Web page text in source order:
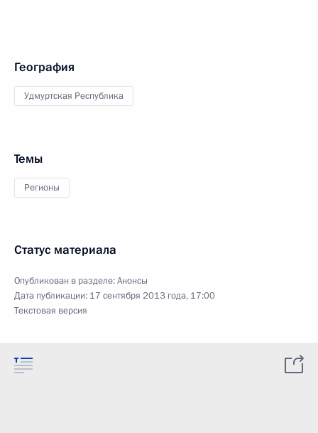
География
Удмуртская Республика
Темы
Регионы
Статус материала
Опубликован в разделе:Анонсы
Дата публикации: 17 сентября 2013 года, 17:00
Текстовая версия